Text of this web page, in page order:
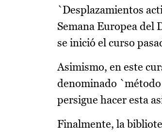
`Desplazamientos
Semana Europea del
se inició el curso
Asimismo, en este
denominado `método
persigue hacer esta
Finalmente, la